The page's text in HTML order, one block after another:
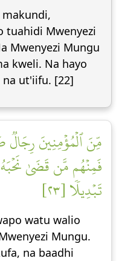
tuahidi Mwenyezi
Mwenyezi Mungu
kweli. Na hayo
na ut'iifu. [22]
مِّنَ ٱلۡمُؤۡمِنِينَ رِجَالٞ
فَمِنۡهُم مَّن قَضَىٰ
تَبۡدِيلٗا [٢٣]
watu walio
Mungu.
na baadhi